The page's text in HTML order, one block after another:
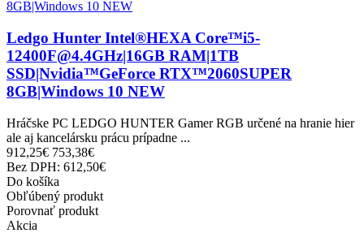
Ledgo Hunter Intel®HEXA Core™i5-
12400F@4.4GHz|16GB RAM|1TB
SSD|Nvidia™GeForce RTX™2060SUPER
8GB|Windows 10 NEW
Hráčske PC LEDGO HUNTER Gamer RGB určené na hranie hier
ale aj kancelársku prácu prípadne ...
912,25€ 753,38€
Bez DPH: 612,50€
Do košíka
Obľúbený produkt
Porovnať produkt
Akcia